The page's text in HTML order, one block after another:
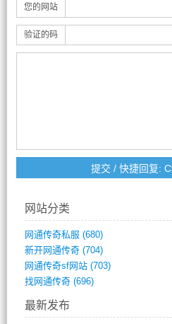
您的网站
验证的码
网站分类
网通传奇私服 (680)
新开网通传奇(704)
网通传奇sf网站(703)
找网通传奇(696)
最新发布